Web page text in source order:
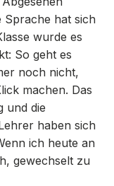
Sprache hat sich
wurde es
So geht es
noch nicht,
machen. Das
und die
haben sich
ich heute an
gewechselt zu